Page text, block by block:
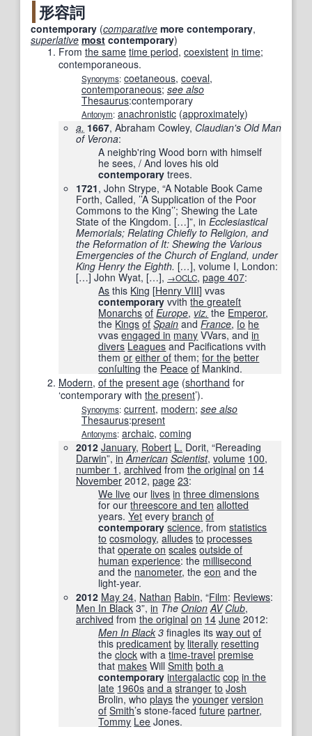
形容詞
contemporary (comparative more contemporary,
superlative most contemporary)
From the same time period, coexistent in time;
contemporaneous.
Synonyms: coetaneous, coeval,
contemporaneous; see also
Thesaurus:contemporary
Antonym: anachronistic (approximately)
a. 1667, Abraham Cowley, Claudian's Old Man
of Verona‎:
A neighb'ring Wood born with himself
he sees, / And loves his old
contemporary trees.
1721, John Strype, “A Notable Book Came
Forth, Called, ’’A Supplication of the Poor
Commons to the King’’; Shewing the Late
State of the Kingdom. […]”, in Ecclesiastical
Memorials; Relating Chiefly to Religion, and
the Reformation of It: Shewing the Various
Emergencies of the Church of England, under
King Henry the Eighth. […], volume I, London:
[…] John Wyat, […], →OCLC, page 407:
As this King [Henry VIII] vvas
contemporary vviththe greateſt
Monarchs of Europe, viz. the Emperor,
the Kings of Spain andFrance, ſo he
vvasengaged in many VVars, andin
divers Leagues and Pacifications vvith
themor either of them;for the better
conſulting the Peace of Mankind.
Modern, of the present age (shorthand for
‘contemporary with the present’).
Synonyms: current, modern; see also
Thesaurus:present
Antonyms: archaic, coming
2012 January, Robert L. Dorit, “Rereading
Darwin”, in American Scientist‎, volume 100,
number 1 , archived from the original on 14
November 2012, page 23:
We live our lives in three dimensions
for ourthreescore and ten allotted
years.Yet everybranch of
contemporary science, fromstatistics
to cosmology,alludes to processes
thatoperate on scales outside of
human experience: the millisecond
and the nanometer, theeon and the
light-year.
2012 May 24, Nathan Rabin, “Film: Reviews:
Men In Black 3”, in The Onion AV Club‎,
archived from the original on 14 June 2012:
Men In Black 3 finagles itsway out of
thispredicament by literally resetting
theclock with atime-travel premise
that makes WillSmith both a
contemporary intergalactic cop in the
late 1960s and a stranger to Josh
Brolin, whoplays theyounger version
of Smith’s stone-facedfuture partner,
Tommy Lee Jones.